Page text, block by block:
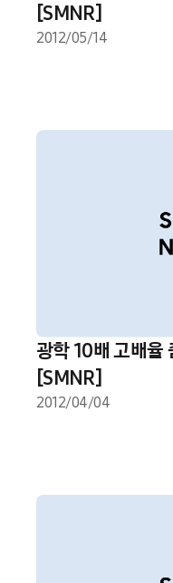
[SMNR]
2012/05/14
광학 10배 고배율
[SMNR]
2012/04/04